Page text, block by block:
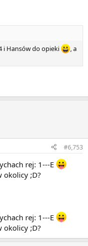
i Hansów do opieki
, a
#6,753
rej: 1---E
okolicy ;D?
rej: 1---E
okolicy ;D?